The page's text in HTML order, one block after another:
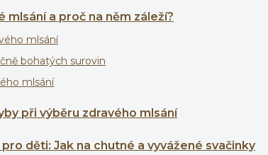
mlsání a proč na něm záleží?
mlsání
bohatých surovin
mlsání
při výběru zdravého mlsání
děti: Jak na chutné a vyvážené svačinky